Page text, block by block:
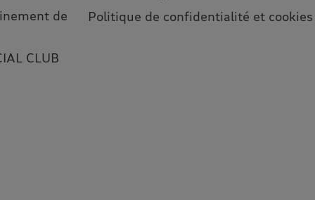
de
CLUB
Politique de confidentialité et cookies